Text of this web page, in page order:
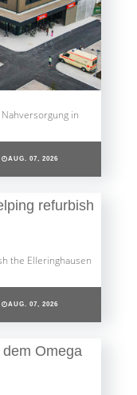
in
AUG. 07, 2026
the Elleringhausen
AUG. 07, 2026